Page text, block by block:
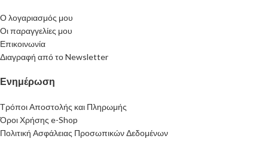
Ο λογαριασμός μου
Οι παραγγελίες μου
Επικοινωνία
Διαγραφή από το Newsletter
Ενημέρωση
Τρόποι Αποστολής και Πληρωμής
Όροι Χρήσης e-Shop
Πολιτική Ασφάλειας Προσωπικών Δεδομένων